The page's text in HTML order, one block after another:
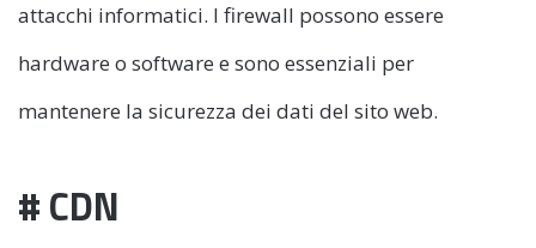
attacchi informatici. I firewall possono essere
hardware o software e sono essenziali per
mantenere la sicurezza dei dati del sito web.
# CDN